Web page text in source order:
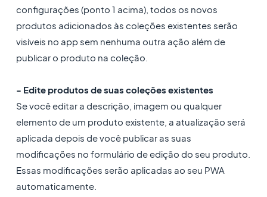
configurações (ponto 1 acima), todos os novos
produtos adicionados às coleções existentes serão
visíveis no app sem nenhuma outra ação além de
publicar o produto na coleção.
- Edite produtos de suas coleções existentes
Se você editar a descrição, imagem ou qualquer
elemento de um produto existente, a atualização será
aplicada depois de você publicar as suas
modificações no formulário de edição do seu produto.
Essas modificações serão aplicadas ao seu PWA
automaticamente.